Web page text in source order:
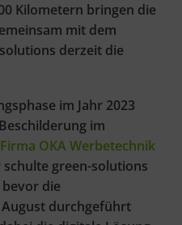
Kilometern bringen die
mit dem
derzeit die
im Jahr 2023
im
Firma OKA Werbetechnik
green-solutions
die
durchgeführt